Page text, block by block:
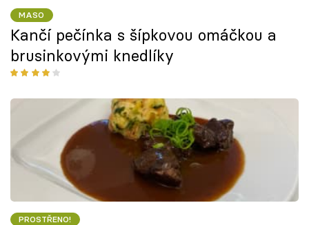
MASO
Kančí pečínka s šípkovou omáčkou a
brusinkovými knedlíky
PROSTŘENO!